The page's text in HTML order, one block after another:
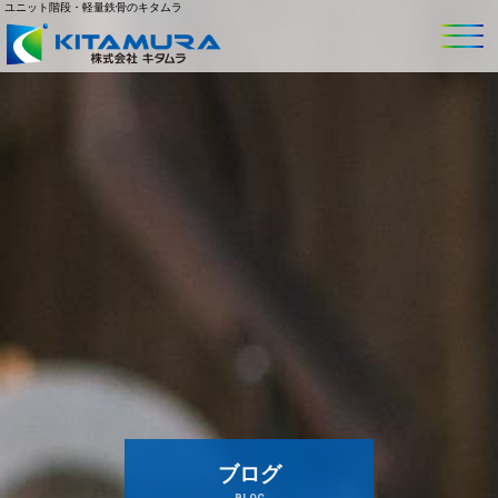
ユニット階段・軽量鉄骨のキタムラ
ブログ